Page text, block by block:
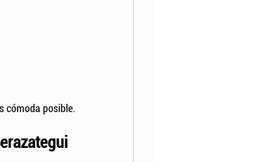
cómoda posible.